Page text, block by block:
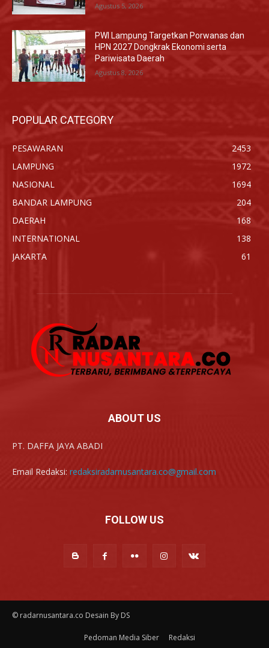
Agustus 5, 2026
PWI Lampung Targetkan Porwanas dan
HPN 2027 Dongkrak Ekonomi serta
Pariwisata Daerah
Agustus 8, 2026
POPULAR CATEGORY
PESAWARAN
2453
LAMPUNG
1972
NASIONAL
1694
BANDAR LAMPUNG
204
DAERAH
168
INTERNATIONAL
138
JAKARTA
61
ABOUT US
PT. DAFFA JAYA ABADI
Email Redaksi: redaksiradarnusantara.co@gmail.com
FOLLOW US
© radarnusantara.co Desain By DS
Pedoman Media Siber Redaksi